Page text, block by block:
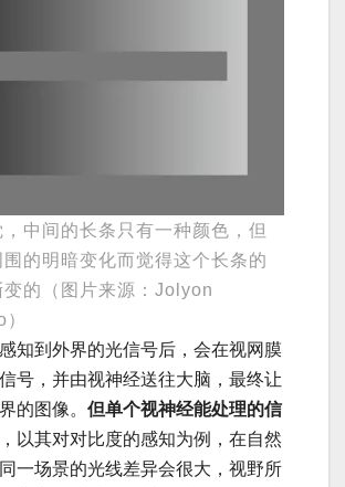
中间的长条只有一种颜色，但
的明暗变化而觉得这个长条的
变的（图片来源：Jolyon
知到外界的光信号后，会在视网膜
号，并由视神经送往大脑，最终让
的图像。 但单个视神经能处理的信
，以其对对比度的感知为例，在自然
一场景的光线差异会很大，视野所